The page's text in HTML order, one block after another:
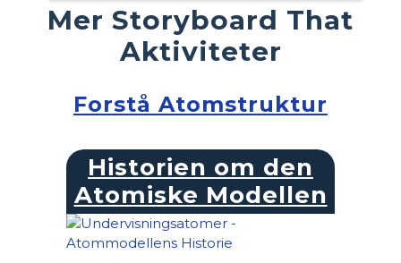
Mer Storyboard That
Aktiviteter
Forstå Atomstruktur
Historien om den
Atomiske Modellen